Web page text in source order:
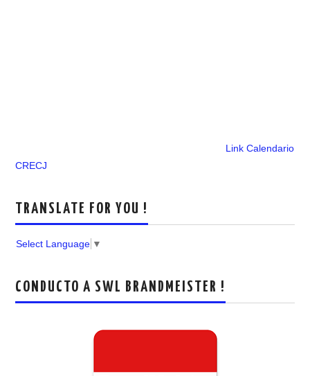
Link Calendario
CRECJ
TRANSLATE FOR YOU !
Select Language ▼
CONDUCTO A SWL BRANDMEISTER !